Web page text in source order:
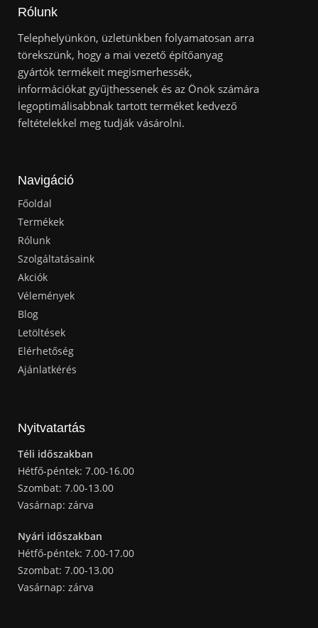
Rólunk
Telephelyünkön, üzletünkben folyamatosan arra
törekszünk, hogy a mai vezető építőanyag
gyártók termékeit megismerhessék,
információkat gyűjthessenek és az Önök számára
legoptimálisabbnak tartott terméket kedvező
feltételekkel meg tudják vásárolni.
Navigáció
Főoldal
Termékek
Rólunk
Szolgáltatásaink
Akciók
Vélemények
Blog
Letöltések
Elérhetőség
Ajánlatkérés
Nyitvatartás
Téli időszakban
Hétfő-péntek: 7.00-16.00
Szombat: 7.00-13.00
Vasárnap: zárva
Nyári időszakban
Hétfő-péntek: 7.00-17.00
Szombat: 7.00-13.00
Vasárnap: zárva